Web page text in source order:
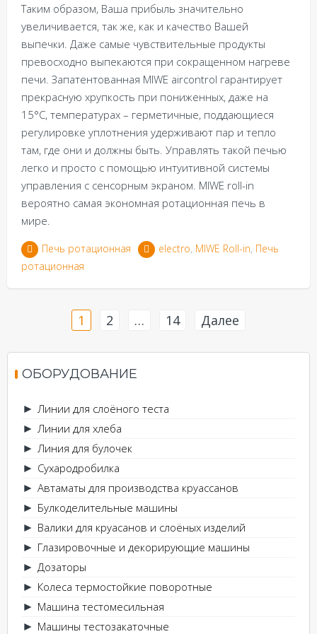
Таким образом, Ваша прибыль значительно
увеличивается, так же, как и качество Вашей
выпечки. Даже самые чувствительные продукты
превосходно выпекаются при сокращенном нагреве
печи. Запатентованная MIWE aircontrol гарантирует
прекрасную хрупкость при пониженных, даже на
15°C, температурах – герметичные, поддающиеся
регулировке уплотнения удерживают пар и тепло
там, где они и должны быть. Управлять такой печью
легко и просто с помощью интуитивной системы
управления с сенсорным экраном. MIWE roll-in
вероятно самая экономная ротационная печь в
мире.
Печь ротационная electro, MIWE Roll-in, Печь
ротационная
Навигация
записям
1 2 … 14 Далее
ОБОРУДОВАНИЕ
► Линии для слоёного теста
► Линии для хлеба
► Линия для булочек
► Сухародробилка
► Автаматы для производства круассанов
► Булкоделительные машины
► Валики для круасанов и слоёных изделий
► Глазировочные и декорирующие машины
► Дозаторы
► Колеса термостойкие поворотные
► Машина тестомесильная
► Машины тестозакаточные